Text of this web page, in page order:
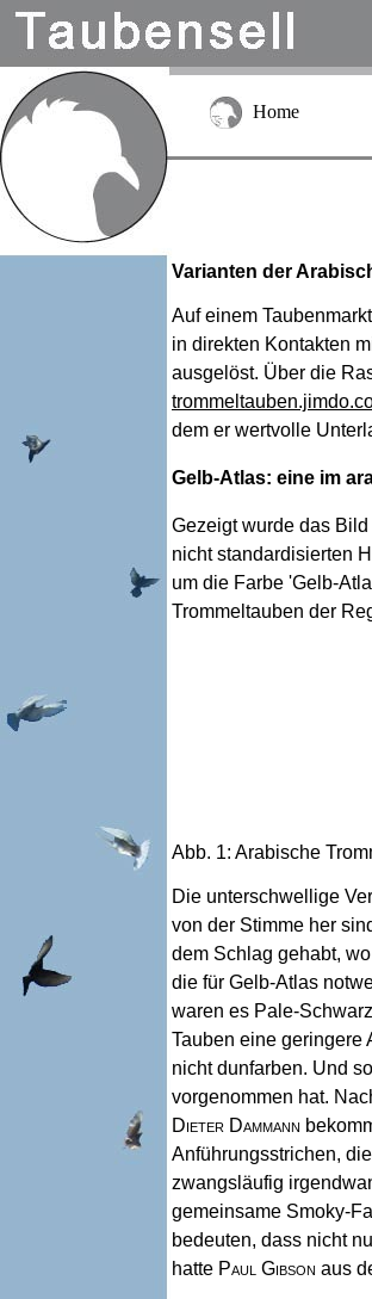
Home
Varianten der
Auf einem
in direkten Kontakten
ausgelöst. Über die
dem er wertvolle
Gelb-Atlas: eine im
Gezeigt wurde das
nicht standardisierten
um die Farbe 'Gelb-
Trommeltauben der
Abb. 1: Arabische
Die unterschwellige
von der Stimme her
dem Schlag gehabt,
die für Gelb-Atlas
waren es Pale-
Tauben eine geringere
nicht dunfarben. Und
vorgenommen hat.
Dieter Dammann
Anführungsstrichen, die
zwangsläufig
gemeinsame Smoky-
bedeuten, dass nicht
hatte Paul Gibson aus